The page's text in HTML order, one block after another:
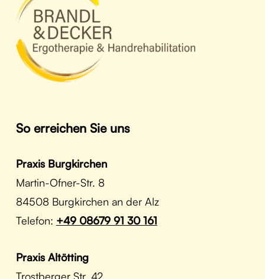
So erreichen Sie uns
Praxis Burgkirchen
Martin-Ofner-Str. 8
84508 Burgkirchen an der Alz
Telefon: +49 08679 91 30 161
Praxis Altötting
Trostberger Str. 42